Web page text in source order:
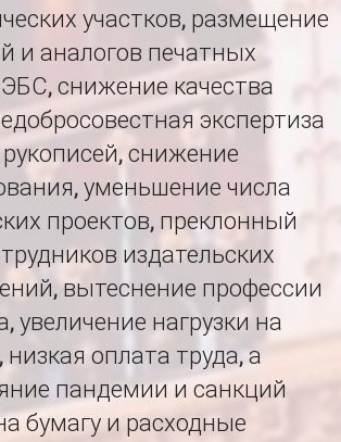
участков, размещение
и аналогов печатных
снижение качества
экспертиза
снижение
уменьшение числа
проектов, преклонный
издательских
вытеснение профессии
увеличение нагрузки на
низкая оплата труда, а
пандемии и санкций
бумагу и расходные